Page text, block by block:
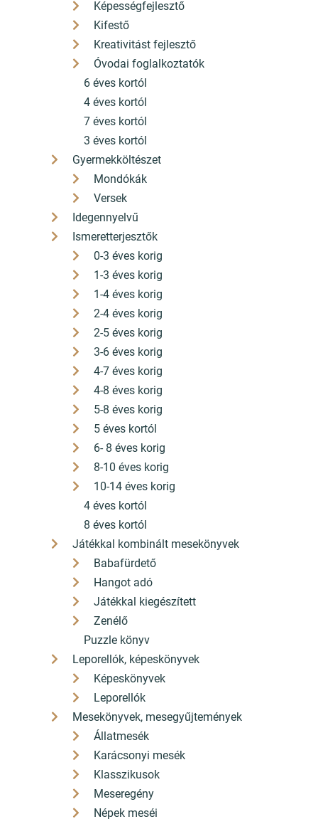
Képességfejlesztő
Kifestő
Kreativitást fejlesztő
Óvodai foglalkoztatók
6 éves kortól
4 éves kortól
7 éves kortól
3 éves kortól
Gyermekköltészet
Mondókák
Versek
Idegennyelvű
Ismeretterjesztők
0-3 éves korig
1-3 éves korig
1-4 éves korig
2-4 éves korig
2-5 éves korig
3-6 éves korig
4-7 éves korig
4-8 éves korig
5-8 éves korig
5 éves kortól
6- 8 éves korig
8-10 éves korig
10-14 éves korig
4 éves kortól
8 éves kortól
Játékkal kombinált mesekönyvek
Babafürdető
Hangot adó
Játékkal kiegészített
Zenélő
Puzzle könyv
Leporellók, képeskönyvek
Képeskönyvek
Leporellók
Mesekönyvek, mesegyűjtemények
Állatmesék
Karácsonyi mesék
Klasszikusok
Meseregény
Népek meséi